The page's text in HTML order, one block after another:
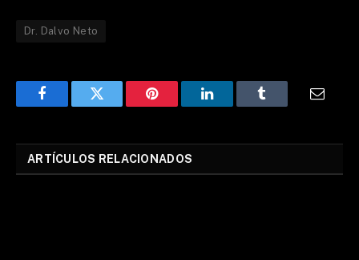
Dr. Dalvo Neto
FacebookTwitter Pinterest LinkedInTumblr
ARTÍCULOS RELACIONADOS